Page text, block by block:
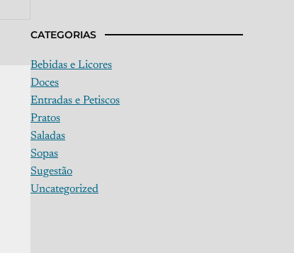
CATEGORIAS
Bebidas e Licores
Doces
Entradas e Petiscos
Pratos
Saladas
Sopas
Sugestão
Uncategorized